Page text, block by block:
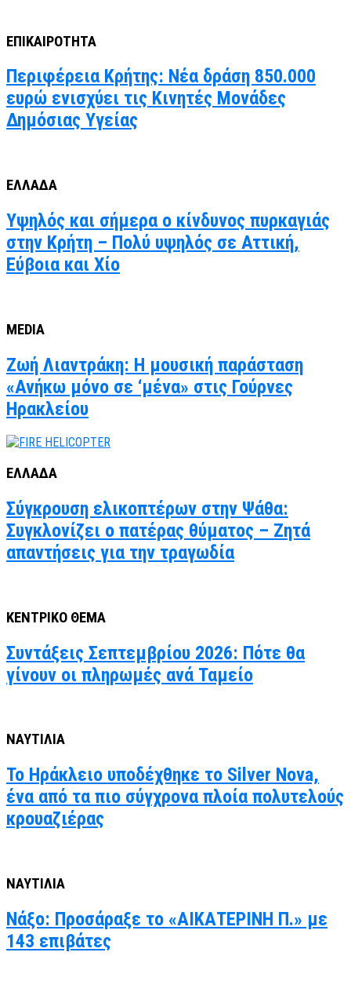
ΕΠΙΚΑΙΡΟΤΗΤΑ
Περιφέρεια Κρήτης: Νέα δράση 850.000
ευρώ ενισχύει τις Κινητές Μονάδες
Δημόσιας Υγείας
ΕΛΛΑΔΑ
Υψηλός και σήμερα ο κίνδυνος πυρκαγιάς
στην Κρήτη – Πολύ υψηλός σε Αττική,
Εύβοια και Χίο
MEDIA
Ζωή Λιαντράκη: Η μουσική παράσταση
«Ανήκω μόνο σε ‘μένα» στις Γούρνες
Ηρακλείου
ΕΛΛΑΔΑ
Σύγκρουση ελικοπτέρων στην Ψάθα:
Συγκλονίζει ο πατέρας θύματος – Ζητά
απαντήσεις για την τραγωδία
ΚΕΝΤΡΙΚΟ ΘΕΜΑ
Συντάξεις Σεπτεμβρίου 2026: Πότε θα
γίνουν οι πληρωμές ανά Ταμείο
ΝΑΥΤΙΛΙΑ
Το Ηράκλειο υποδέχθηκε το Silver Nova,
ένα από τα πιο σύγχρονα πλοία πολυτελούς
κρουαζιέρας
ΝΑΥΤΙΛΙΑ
Νάξο: Προσάραξε το «ΑΙΚΑΤΕΡΙΝΗ Π.» με
143 επιβάτες